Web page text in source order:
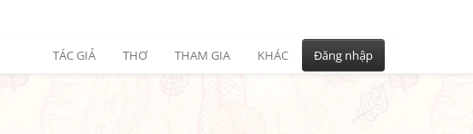
TÁC GIẢ THƠ THAM GIA KHÁC Đăng nhập